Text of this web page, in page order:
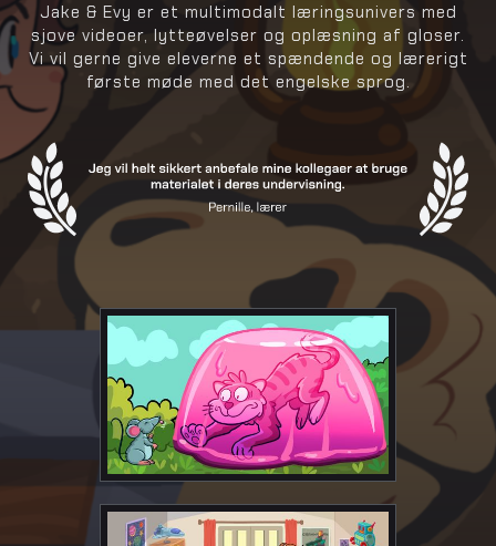
Jake & Evy er et multimodalt læringsunivers med
sjove videoer, lytteøvelser og oplæsning af gloser.
Vi vil gerne give eleverne et spændende og lærerigt
første møde med det engelske sprog.